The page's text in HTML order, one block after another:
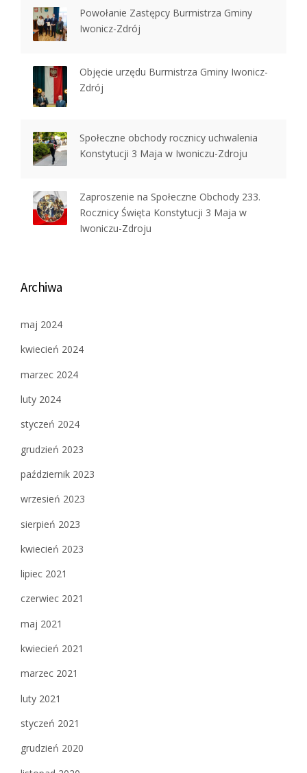
Powołanie Zastępcy Burmistrza Gminy
Iwonicz-Zdrój
Objęcie urzędu Burmistrza Gminy Iwonicz-
Zdrój
Społeczne obchody rocznicy uchwalenia
Konstytucji 3 Maja w Iwoniczu-Zdroju
Zaproszenie na Społeczne Obchody 233.
Rocznicy Święta Konstytucji 3 Maja w
Iwoniczu-Zdroju
Archiwa
maj 2024
kwiecień 2024
marzec 2024
luty 2024
styczeń 2024
grudzień 2023
październik 2023
wrzesień 2023
sierpień 2023
kwiecień 2023
lipiec 2021
czerwiec 2021
maj 2021
kwiecień 2021
marzec 2021
luty 2021
styczeń 2021
grudzień 2020